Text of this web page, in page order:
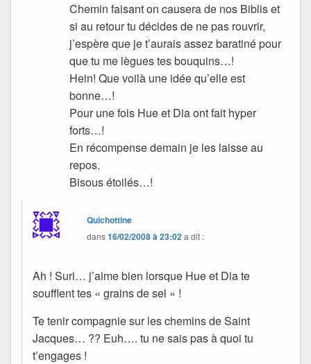
Chemin faisant on causera de nos Biblis et
si au retour tu décides de ne pas rouvrir,
j’espère que je t’aurais assez baratiné pour
que tu me lègues tes bouquins…!
Hein! Que voilà une idée qu’elle est
bonne…!
Pour une fois Hue et Dia ont fait hyper
forts…!
En récompense demain je les laisse au
repos.
Bisous étoilés…!
Quichottine
dans16/02/2008 à 23:02a dit :
Ah ! Suri… j’aime bien lorsque Hue et Dia te
soufflent tes « grains de sel » !
Te tenir compagnie sur les chemins de Saint
Jacques… ?? Euh…. tu ne sais pas à quoi tu
t’engages !